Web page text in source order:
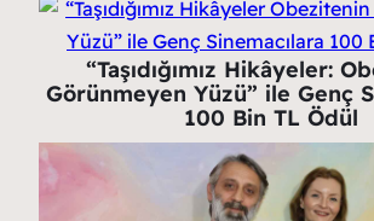
“Taşıdığımız Hikâyeler:
Görünmeyen Yüzü” ile Genç
100 Bin TL Ödül